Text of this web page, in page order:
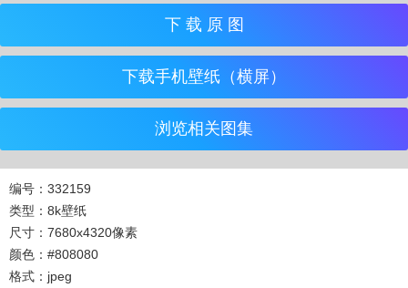
下 载 原 图
下载手机壁纸（横屏）
浏览相关图集
编号：332159
类型：8k壁纸
尺寸：7680x4320像素
颜色：#808080
格式：jpeg